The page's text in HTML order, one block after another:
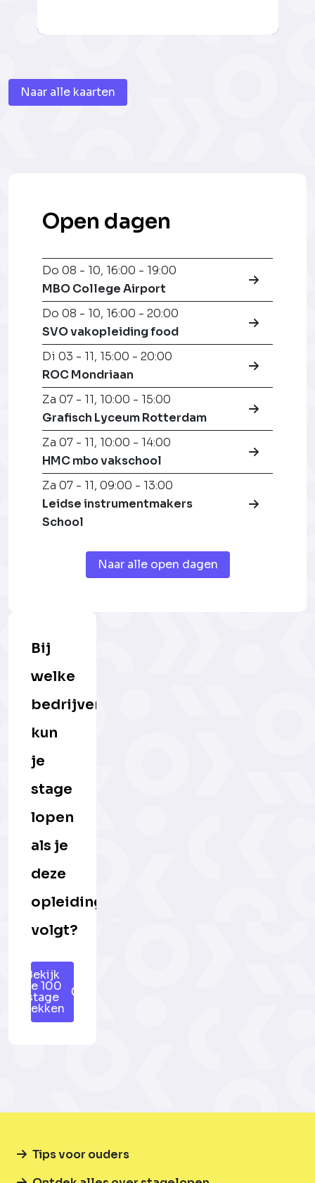
Naar alle kaarten
Open dagen
Do 08 - 10, 16:00 - 19:00
MBO College Airport
Do 08 - 10, 16:00 - 20:00
SVO vakopleiding food
Di 03 - 11, 15:00 - 20:00
ROC Mondriaan
Za 07 - 11, 10:00 - 15:00
Grafisch Lyceum Rotterdam
Za 07 - 11, 10:00 - 14:00
HMC mbo vakschool
Za 07 - 11, 09:00 - 13:00
Leidse instrumentmakers
School
Naar alle open dagen
Bij
welke
bedrijven
kun
je
stage
lopen
als je
deze
opleiding
volgt?
Bekijk
de 100
stage
plekken
Tips voor ouders